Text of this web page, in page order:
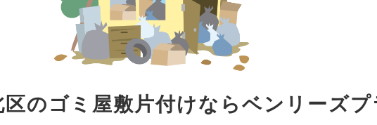
のゴミ屋敷片付けならベンリーズ